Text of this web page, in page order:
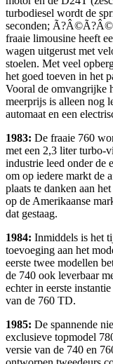
turbodiesel wordt de
seconden;
fraaie limousine heeft
wagen uitgerust met
stoelen. Met veel
het goed toeven in het
Vooral de omvangrijke
meerprijs is alleen nog
automaat en een
1983: De fraaie 760
met een 2,3 liter turbo-
industrie leed onder de
om op iedere markt de
plaats te danken aan
op de Amerikaanse
dat gestaag.
1984: Inmiddels is het
toevoeging aan het
eerste twee modellen
de 740 ook leverbaar
echter in eerste
van de 760 TD.
1985: De spannende
exclusieve topmodel
versie van de 740 en